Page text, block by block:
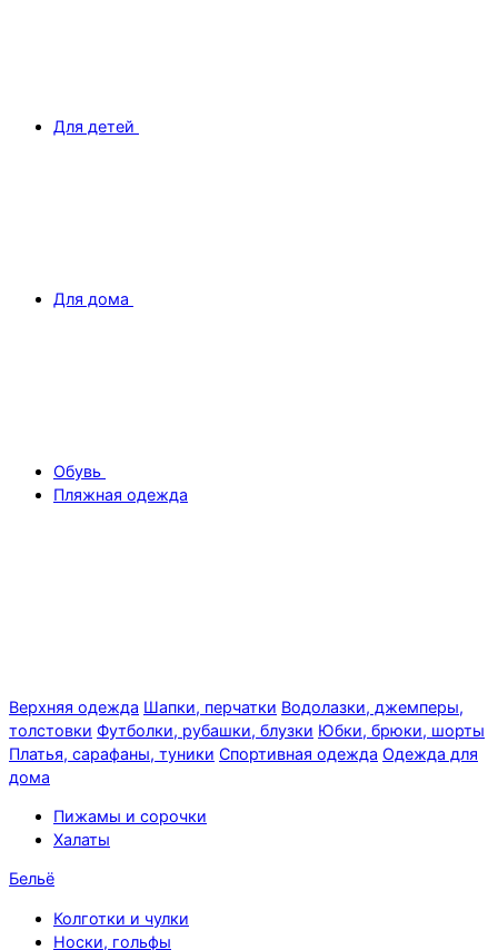
Для детей
Для дома
Обувь
Пляжная одежда
Верхняя одежда Шапки, перчатки Водолазки, джемперы,
толстовки Футболки, рубашки, блузки Юбки, брюки, шорты
Платья, сарафаны, туники Спортивная одежда Одежда для
дома
Пижамы и сорочки
Халаты
Бельё
Колготки и чулки
Носки, гольфы